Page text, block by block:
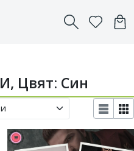
Цвят: Син